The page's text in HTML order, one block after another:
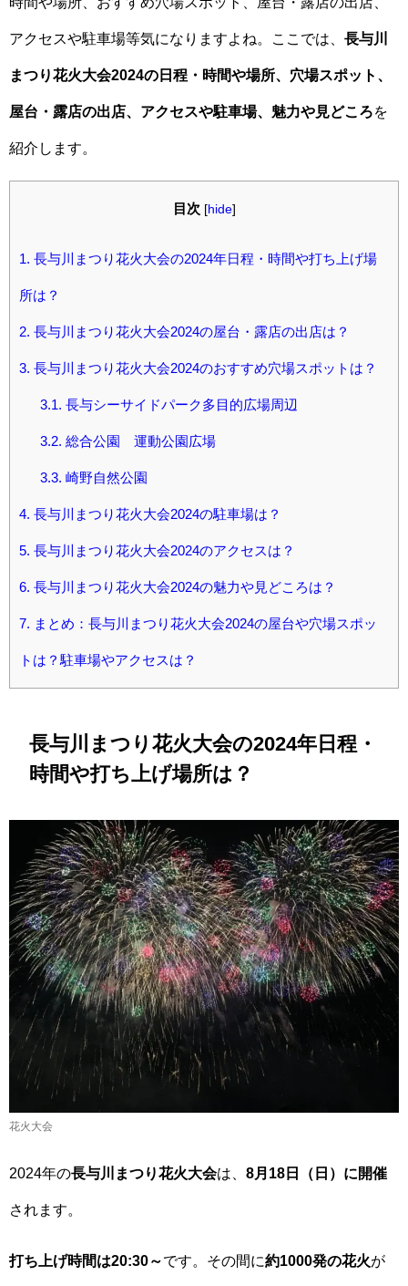
アクセスや駐車場等気になりますよね。ここでは、 長与川
まつり花火大会2024の日程・時間や場所、穴場スポット、
屋台・露店の出店、アクセスや駐車場、魅力や見どころを
紹介します。
目次 [hide]
1. 長与川まつり花火大会の2024年日程・時間や打ち上げ場
所は？
2. 長与川まつり花火大会2024の屋台・露店の出店は？
3. 長与川まつり花火大会2024のおすすめ穴場スポットは？
3.1. 長与シーサイドパーク多目的広場周辺
3.2. 総合公園 運動公園広場
3.3. 崎野自然公園
4. 長与川まつり花火大会2024の駐車場は？
5. 長与川まつり花火大会2024のアクセスは？
6. 長与川まつり花火大会2024の魅力や見どころは？
7. まとめ：長与川まつり花火大会2024の屋台や穴場スポッ
トは？駐車場やアクセスは？
長与川まつり花火大会の2024年日程・
時間や打ち上げ場所は？
花火大会
2024年の長与川まつり花火大会は、 8月18日（日）に開催
されます。
打ち上げ時間は20:30～です。その間に約1000発の花火が